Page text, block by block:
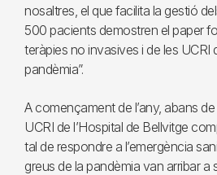
nosaltres, el que facilita la gestió
500 pacients demostren el paper
teràpies no invasives i de les UCRI
pandèmia”.
A començament de l’any, abans
UCRI de l’Hospital de Bellvitge
tal de respondre a l’emergència
greus de la pandèmia van arribar a